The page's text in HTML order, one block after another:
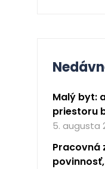
Malý byt:
priestoru
5. augusta
Pracovná